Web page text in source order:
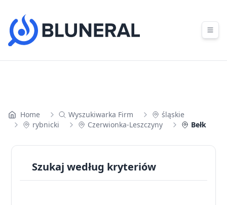
Home Wyszukiwarka Firm
śląskie
rybnicki
Czerwionka-Leszczyny Bełk
Szukaj według kryteriów